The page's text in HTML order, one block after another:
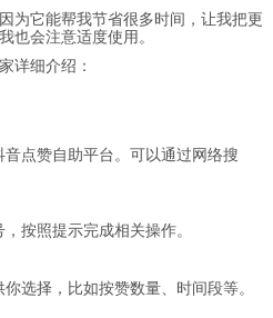
为它能帮我节省很多时间，让我把更
也会注意适度使用。
详细介绍：
点赞自助平台。可以通过网络搜
按照提示完成相关操作。
选择，比如按赞数量、时间段等。